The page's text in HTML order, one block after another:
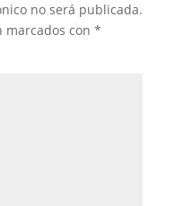
no será publicada.
marcados con *